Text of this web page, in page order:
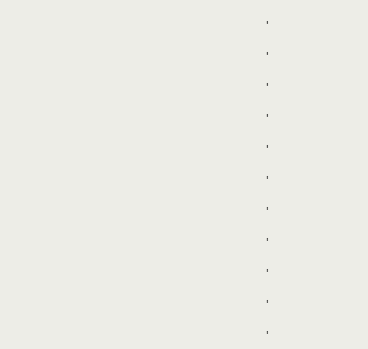
.
.
.
.
.
.
.
.
.
.
.